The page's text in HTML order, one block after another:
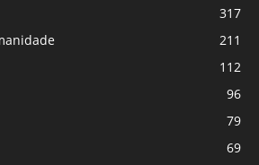
317
211
112
96
79
69